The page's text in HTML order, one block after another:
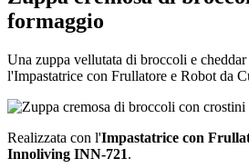
formaggio
Una zuppa vellutata di broccoli e cheddar
l'Impastatrice con Frullatore e Robot da
Realizzata con l'Impastatrice con
Innoliving INN-721.